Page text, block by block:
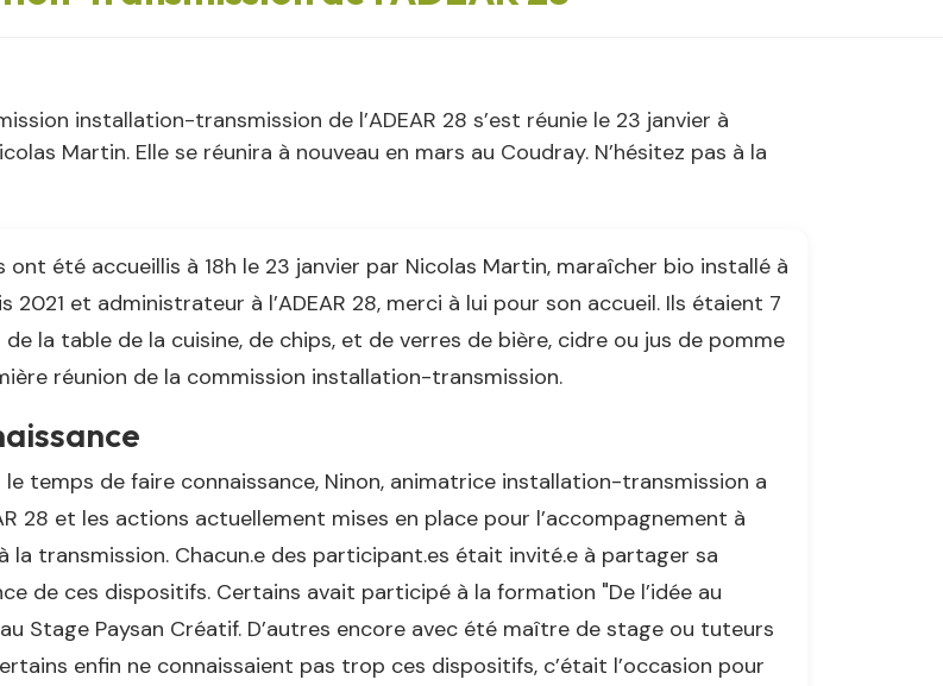
installation-transmission de l’ADEAR 28 s’est réunie le 23 janvier à
Martin. Elle se réunira à nouveau en mars au Coudray. N’hésitez pas à la
été accueillis à 18h le 23 janvier par Nicolas Martin, maraîcher bio installé à
2021 et administrateur à l’ADEAR 28, merci à lui pour son accueil. Ils étaient 7
la table de la cuisine, de chips, et de verres de bière, cidre ou jus de pomme
réunion de la commission installation-transmission.
temps de faire connaissance, Ninon, animatrice installation-transmission a
28 et les actions actuellement mises en place pour l’accompagnement à
la transmission. Chacun.e des participant.es était invité.e à partager sa
de ces dispositifs. Certains avait participé à la formation "De l’idée au
Stage Paysan Créatif. D’autres encore avec été maître de stage ou tuteurs
enfin ne connaissaient pas trop ces dispositifs, c’était l’occasion pour